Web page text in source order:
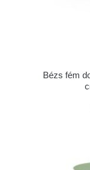
Bézs fém